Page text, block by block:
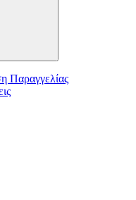
Παραγγελίας